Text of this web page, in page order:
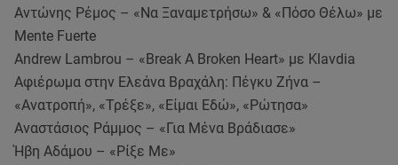
Αντώνης Ρέμος – «Να Ξαναμετρήσω» & «Πόσο Θέλω» με
Mente Fuerte
Andrew Lambrou – «Break Α Broken Heart» με Klavdia
Αφιέρωμα στην Ελεάνα Βραχάλη: Πέγκυ Ζήνα –
«Ανατροπή», «Τρέξε», «Είμαι Εδώ», «Ρώτησα»
Αναστάσιος Ράμμος – «Για Μένα Βράδιασε»
Ήβη Αδάμου – «Ρίξε Με»